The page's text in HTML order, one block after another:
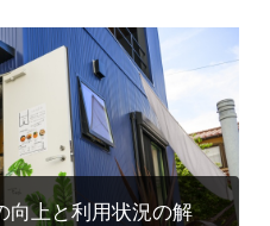
向上と利用状況の解